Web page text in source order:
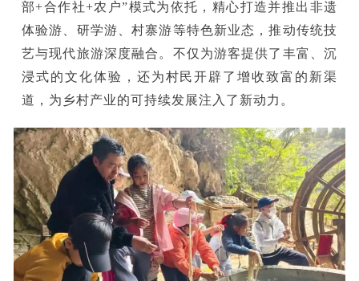
部+合作社+农户”模式为依托，精心打造并推出非遗
体验游、研学游、村寨游等特色新业态，推动传统技
艺与现代旅游深度融合。不仅为游客提供了丰富、沉
浸式的文化体验，还为村民开辟了增收致富的新渠
道，为乡村产业的可持续发展注入了新动力。